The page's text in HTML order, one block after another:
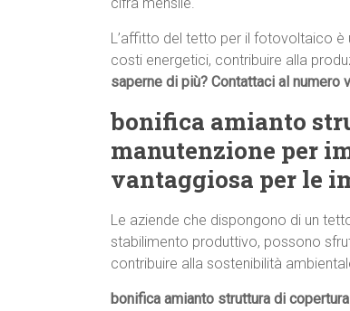
L’affitto del tetto per il fotovoltaico
costi energetici, contribuire alla
saperne di più? Contattaci al numero
bonifica amianto
manutenzione per
vantaggiosa per le
Le aziende che dispongono di un
stabilimento produttivo, possono
contribuire alla sostenibilità
bonifica amianto struttura di